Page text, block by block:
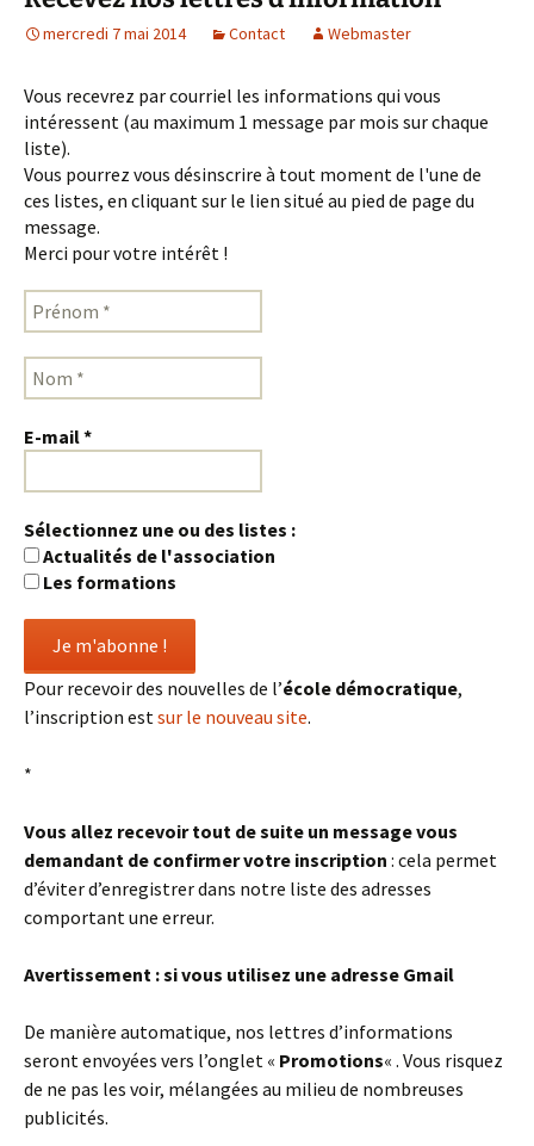
mercredi 7 mai 2014 Contact Webmaster
Vous recevrez par courriel les informations qui vous
intéressent (au maximum 1 message par mois sur chaque
liste).
Vous pourrez vous désinscrire à tout moment de l'une de
ces listes, en cliquant sur le lien situé au pied de page du
message.
Merci pour votre intérêt !
Prénom
*
Nom
*
E-mail*
Sélectionnez une ou des listes :
Actualités de l'association
Les formations
Pour recevoir des nouvelles de l’école démocratique,
l’inscription estsur le nouveau site.
*
Vous allez recevoir tout de suite un message vous
demandant de confirmer votre inscription : cela permet
d’éviter d’enregistrer dans notre liste des adresses
comportant une erreur.
Avertissement : si vous utilisez une adresse Gmail
De manière automatique, nos lettres d’informations
seront envoyées vers l’onglet « Promotions« . Vous risquez
de ne pas les voir, mélangées au milieu de nombreuses
publicités.